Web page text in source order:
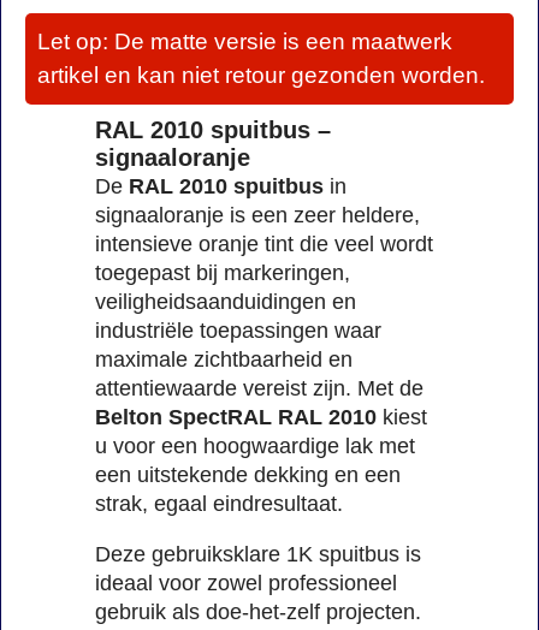
Let op: De matte versie is een maatwerk
artikel en kan niet retour gezonden worden.
RAL 2010 spuitbus –
signaaloranje
De RAL 2010 spuitbus in
signaaloranje is een zeer heldere,
intensieve oranje tint die veel wordt
toegepast bij markeringen,
veiligheidsaanduidingen en
industriële toepassingen waar
maximale zichtbaarheid en
attentiewaarde vereist zijn. Met de
Belton SpectRAL RAL 2010 kiest
u voor een hoogwaardige lak met
een uitstekende dekking en een
strak, egaal eindresultaat.
Deze gebruiksklare 1K spuitbus is
ideaal voor zowel professioneel
gebruik als doe-het-zelf projecten.